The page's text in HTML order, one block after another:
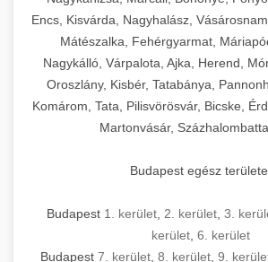
Encs, Kisvárda, Nagyhalász,
Mátészalka, Fehérgyarmat,
Nagykálló, Várpalota, Ajka, Herend,
Oroszlány, Kisbér, Tatabánya,
Komárom, Tata, Pilisvörösvár, Bicske,
Martonvásár,
Budapest egész
Budapest 1. kerület 2. kerület 3.
kerület 6. kerület
Budapest 7. kerület, 8. kerület, 9.